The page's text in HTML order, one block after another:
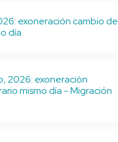
exoneración cambio de
día
2026: exoneración
mismo día - Migración